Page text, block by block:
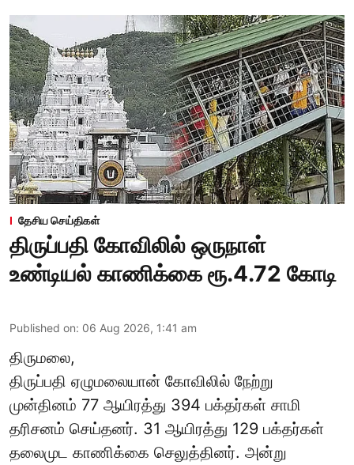
தேசிய செய்திகள்
திருப்பதி கோவிலில் ஒருநாள்
உண்டியல் காணிக்கை ரூ.4.72 கோடி
Published on: 06 Aug 2026, 1:41 am
திருமலை,
திருப்பதி ஏழுமலையான் கோவிலில் நேற்று
முன்தினம் 77 ஆயிரத்து 394 பக்தர்கள் சாமி
தரிசனம் செய்தனர். 31 ஆயிரத்து 129 பக்தர்கள்
தலைமுட காணிக்கை செலுத்தினர். அன்று